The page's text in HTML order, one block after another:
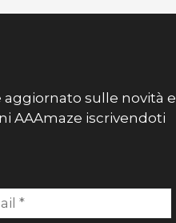
sulle novità e
AAAmaze iscrivendoti